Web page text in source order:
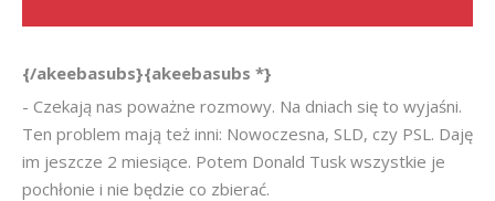
{/akeebasubs}{akeebasubs *}
- Czekają nas poważne rozmowy. Na dniach się to wyjaśni.
Ten problem mają też inni: Nowoczesna, SLD, czy PSL. Daję
im jeszcze 2 miesiące. Potem Donald Tusk wszystkie je
pochłonie i nie będzie co zbierać.